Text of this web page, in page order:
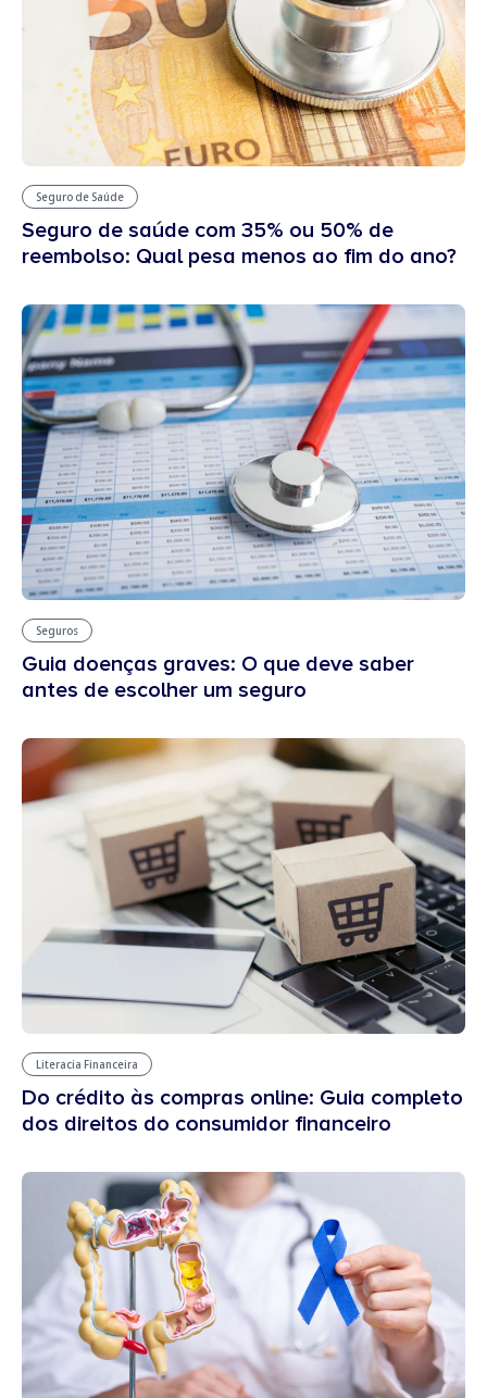
Seguro de Saúde
Seguro de saúde com 35% ou 50% de
reembolso: Qual pesa menos ao fim do ano?
Seguros
Guia doenças graves: O que deve saber
antes de escolher um seguro
Literacia Financeira
Do crédito às compras online: Guia completo
dos direitos do consumidor financeiro